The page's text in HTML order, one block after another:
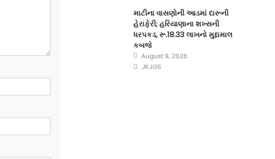
માટીના વાસણોની આડમાં દારૂની
હેરાફેરી; હરિયાણાના શખ્સની
ધરપકડ, રૂ.18.33 લાખનો મુદ્દામાલ
કબજે
Posted
on
August 9, 2026
Author
JKJGS